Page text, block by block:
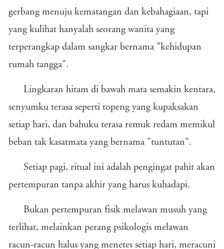
gerbang menuju kematangan dan kebahagiaan, tapi
yang kulihat hanyalah seorang wanita yang
terperangkap dalam sangkar bernama "kehidupan
rumah tangga".
Lingkaran hitam di bawah mata semakin kentara,
senyumku terasa seperti topeng yang kupaksakan
setiap hari, dan bahuku terasa remuk redam memikul
beban tak kasatmata yang bernama "tuntutan".
Setiap pagi, ritual ini adalah pengingat pahit akan
pertempuran tanpa akhir yang harus kuhadapi.
Bukan pertempuran fisik melawan musuh yang
terlihat, melainkan perang psikologis melawan
racun-racun halus yang menetes setiap hari, meracuni